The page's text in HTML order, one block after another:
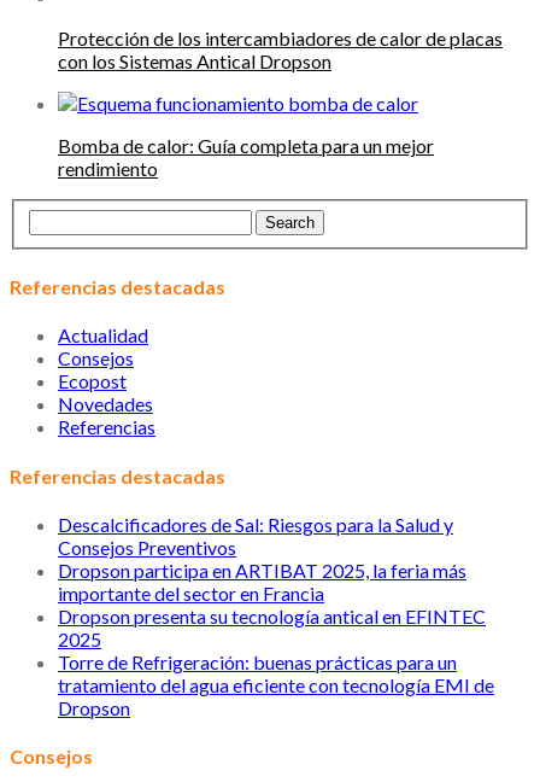
Protección de los intercambiadores de calor de placas
con los Sistemas Antical Dropson
Bomba de calor: Guía completa para un mejor
rendimiento
Referencias destacadas
Actualidad
Consejos
Ecopost
Novedades
Referencias
Referencias destacadas
Descalcificadores de Sal: Riesgos para la Salud y
Consejos Preventivos
Dropson participa en ARTIBAT 2025, la feria más
importante del sector en Francia
Dropson presenta su tecnología antical en EFINTEC
2025
Torre de Refrigeración: buenas prácticas para un
tratamiento del agua eficiente con tecnología EMI de
Dropson
Consejos